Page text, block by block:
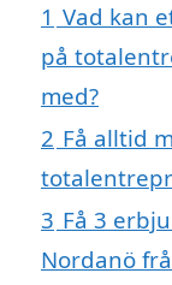
1 Vad kan
på
med?
2 Få alltid
3 Få 3
Nordanö